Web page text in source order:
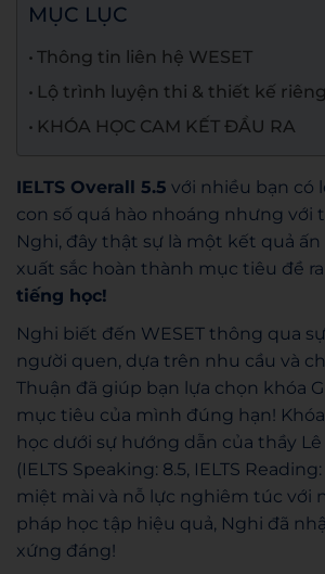
MỤC LỤC
Thông tin liên hệ WESET
Lộ trình luyện thi & thiết kế
KHÓA HỌC CAM KẾT ĐẦU RA
IELTS Overall 5.5 với nhiều bạn có
con số quá hào nhoáng nhưng với
Nghi, đây thật sự là một kết quả
xuất sắc hoàn thành mục tiêu đề
tiếng học!
Nghi biết đến WESET thông qua
người quen, dựa trên nhu cầu và
Thuận đã giúp bạn lựa chọn khóa
mục tiêu của mình đúng hạn!
học dưới sự hướng dẫn của thầy Lê
(IELTS Speaking: 8.5, IELTS
miệt mài và nỗ lực nghiêm túc với
pháp học tập hiệu quả, Nghi đã
xứng đáng!